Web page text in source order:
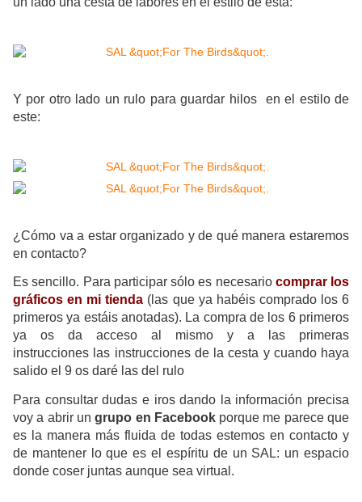
Y por otro lado un rulo para guardar hilos en el estilo de
este:
¿Cómo va a estar organizado y de qué manera estaremos
en contacto?
Es sencillo. Para participar sólo es necesario comprar los
gráficos en mi tienda (las que ya habéis comprado los 6
primeros ya estáis anotadas). La compra de los 6 primeros
ya os da acceso al mismo y a las primeras
instrucciones las instrucciones de la cesta y cuando haya
salido el 9 os daré las del rulo
Para consultar dudas e iros dando la información precisa
voy a abrir ungrupo en Facebookporque me parece que
es la manera más fluida de todas estemos en contacto y
de mantener lo que es el espíritu de un SAL: un espacio
donde coser juntas aunque sea virtual.